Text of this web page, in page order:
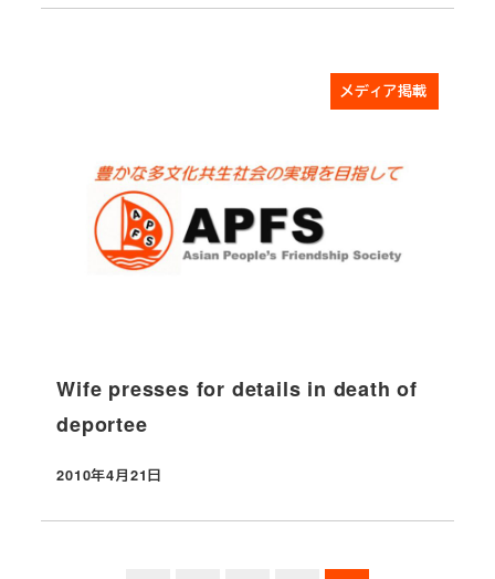
メディア掲載
Wife presses for details in death of
deportee
投稿日
2010年4月21日